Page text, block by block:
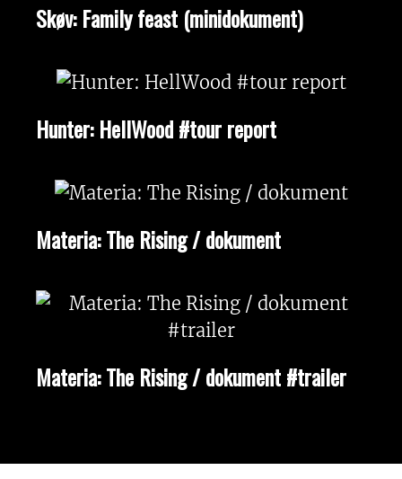
Skøv: Family feast (minidokument)
Hunter: HellWood #tour report
Materia: The Rising / dokument
Materia: The Rising / dokument #trailer